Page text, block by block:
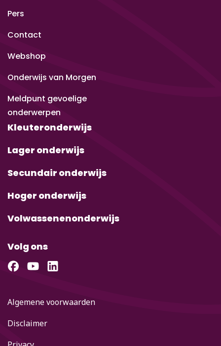
Pers
Contact
Webshop
Onderwijs van Morgen
Meldpunt gevoelige
onderwerpen
Kleuteronderwijs
Lager onderwijs
Secundair onderwijs
Hoger onderwijs
Volwassenenonderwijs
Volg ons
Algemene voorwaarden
Disclaimer